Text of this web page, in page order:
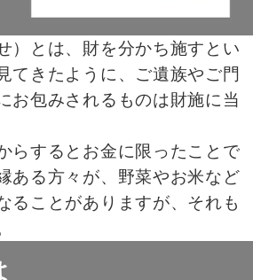
）とは、財を分かち施すとい
てきたように、ご遺族やご門
お包みされるものは財施に当
らするとお金に限ったことで
ある方々が、野菜やお米など
ることがありますが、それも